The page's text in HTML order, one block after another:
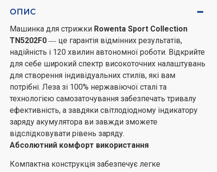
Тривала ефективність
Леза зі 100% нержавіючої сталі та технологія
самозаточування лез гарантують ідеальну та тривалу
ефективність підстригання.
ОПИС
Машинка для стрижки Rowenta Sport Collection
TN5202F0 ― це гарантія відмінних результатів,
надійність і 120 хвилин автономної роботи. Відкрийте
для себе широкий спектр високоточних налаштувань
для створення індивідуальних стилів, які вам
потрібні. Леза зі 100% нержавіючої сталі та
технологією самозаточування забезпечать тривалу
ефективність, а завдяки світлодіодному індикатору
заряду акумулятора ви завжди зможете
відслідковувати рівень заряду.
Абсолютний комфорт використання
Компактна конструкція забезпечує легке